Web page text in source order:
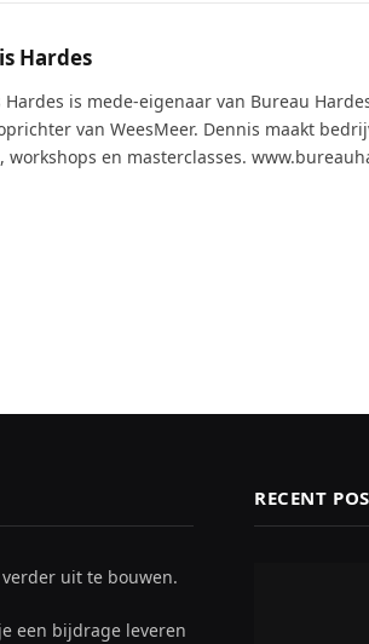
Hardes
Hardes is mede-eigenaar van Bureau
van WeesMeer. Dennis maakt
workshops en masterclasses.
uit te bouwen.
een bijdrage leveren
RECENT